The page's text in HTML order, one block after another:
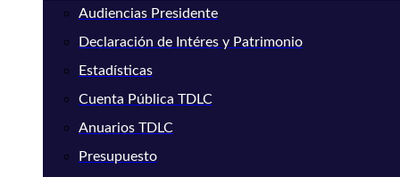
Audiencias Presidente
Declaración de Intéres y Patrimonio
Estadísticas
Cuenta Pública TDLC
Anuarios TDLC
Presupuesto